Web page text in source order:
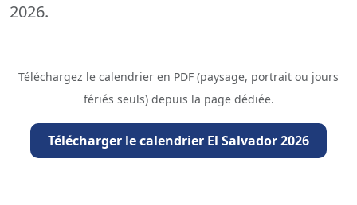
2026.
Téléchargez le calendrier en PDF (paysage, portrait ou jours
fériés seuls) depuis la page dédiée.
Télécharger le calendrier El Salvador 2026